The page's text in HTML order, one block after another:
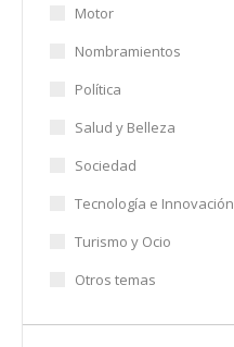
Motor
Nombramientos
Política
Salud y Belleza
Sociedad
Tecnología e Innovación
Turismo y Ocio
Otros temas